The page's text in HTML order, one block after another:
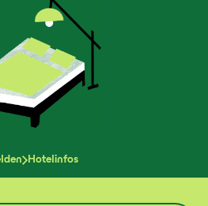
Hotelinfos